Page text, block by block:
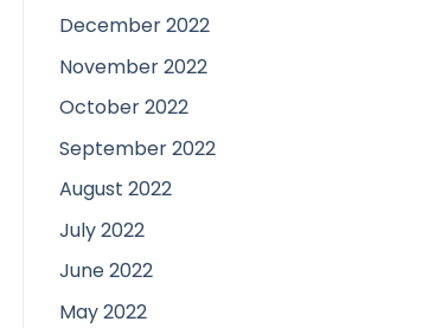
December 2022
November 2022
October 2022
September 2022
August 2022
July 2022
June 2022
May 2022